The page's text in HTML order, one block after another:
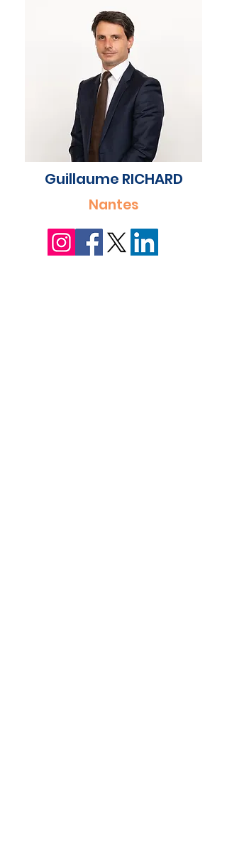
Guillaume RICHARD
Nantes